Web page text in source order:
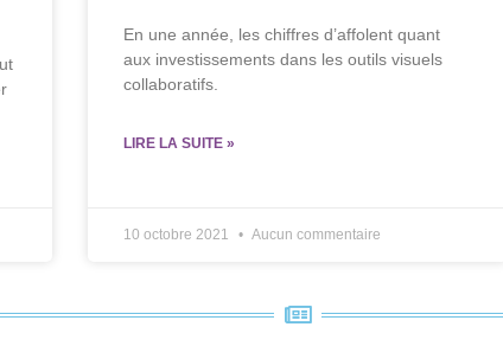
En une année, les chiffres d’affolent quant
aux investissements dans les outils visuels
collaboratifs.
LIRE LA SUITE »
10 octobre 2021 Aucun commentaire